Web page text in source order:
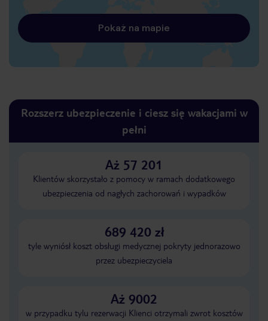
Pokaż na mapie
Rozszerz ubezpieczenie i ciesz się wakacjami w
pełni
Aż 57 201
Klientów skorzystało z pomocy w ramach dodatkowego
ubezpieczenia od nagłych zachorowań i wypadków
689 420 zł
tyle wyniósł koszt obsługi medycznej pokryty jednorazowo
przez ubezpieczyciela
Aż 9002
w przypadku tylu rezerwacji Klienci otrzymali zwrot kosztów